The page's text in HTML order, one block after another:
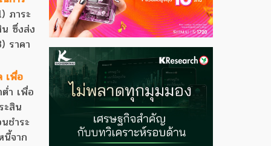
ภาระ
ซึ่งส่ง
ราคา
เพื่อ
ำ เพื่อ
ะสิน
ชำระ
จาก